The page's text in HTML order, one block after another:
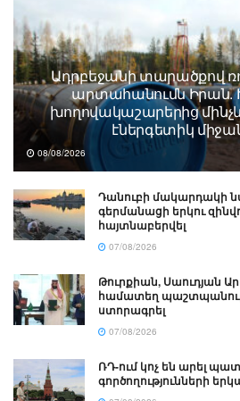
Ադրբեջանի տարածքով
արտահանումն Իրան.
խողովակաշարերից
էներգետիկ
08/08/2026
Դանուբի մակարդակի
գերմանացի երկու
հայտնաբերվել
07/08/2026
Թուրքիան, Սաուդյան
համատեղ
ստորագրել
07/08/2026
ՌԴ-ում կոչ են արել
գործողությունների